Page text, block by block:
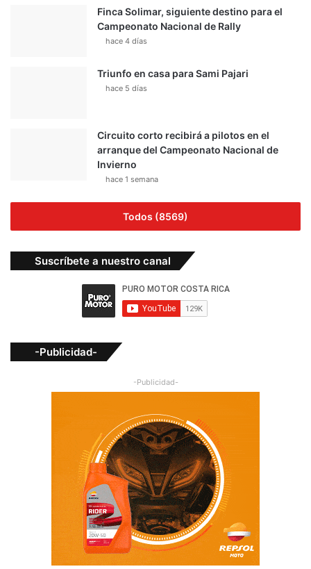
Finca Solimar, siguiente destino para el
Campeonato Nacional de Rally
hace 4 días
Triunfo en casa para Sami Pajari
hace 5 días
Circuito corto recibirá a pilotos en el
arranque del Campeonato Nacional de
Invierno
hace 1 semana
Todos (8569)
Suscríbete a nuestro canal
-Publicidad-
-Publicidad-